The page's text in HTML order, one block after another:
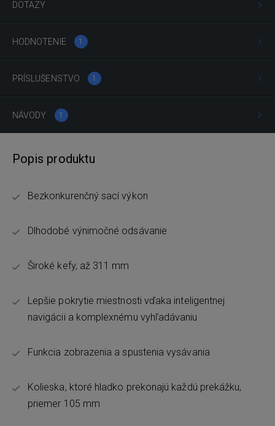
DOTAZY
HODNOTENIE 1
PRÍSLUŠENSTVO 1
NÁVODY 1
Popis produktu
Bezkonkurenčný sací výkon
Dlhodobé výnimočné odsávanie
Široké kefy, až 311 mm
Lepšie pokrytie miestnosti vďaka inteligentnej
navigácii a komplexnému vyhľadávaniu
Funkcia zobrazenia a spustenia vysávania
Kolieska, ktoré hladko prekonajú každú prekážku,
priemer 105 mm